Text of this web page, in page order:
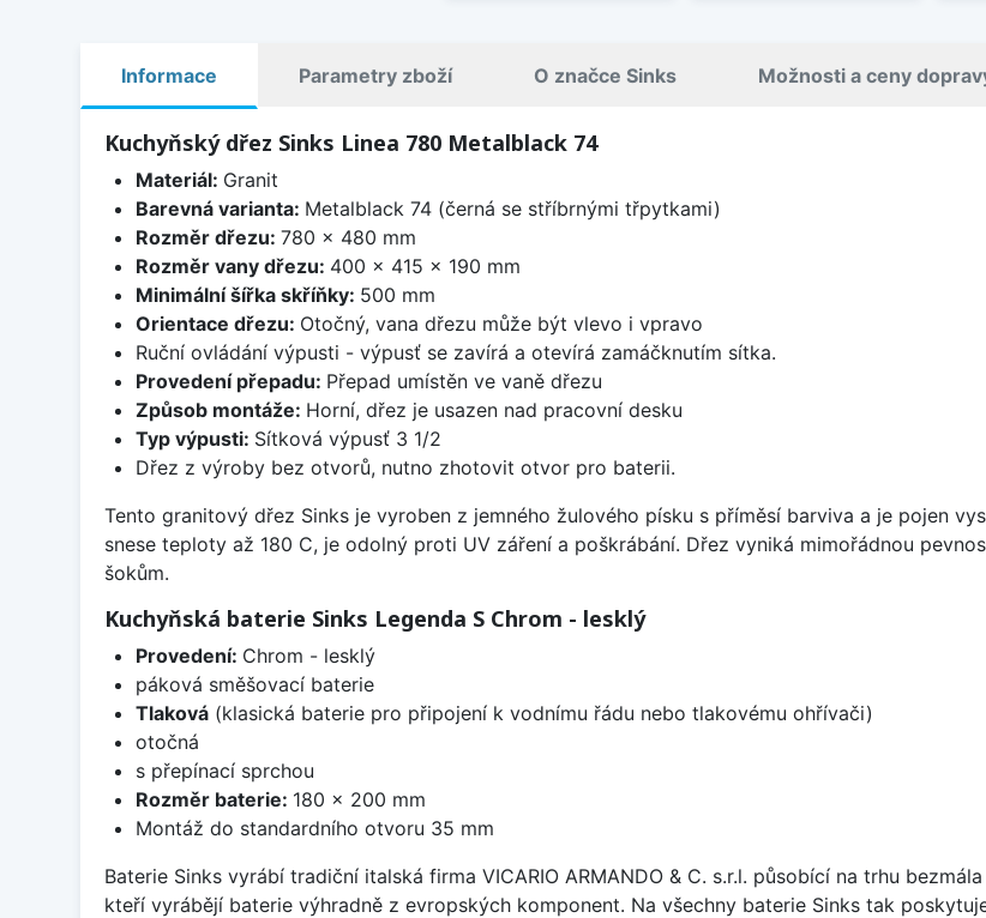
Informace Parametry zboží O značce Sinks Možnosti a ceny
Kuchyňský dřez Sinks Linea 780 Metalblack 74
Materiál: Granit
Barevná varianta: Metalblack 74 (černá se stříbrnými třpytkami)
Rozměr dřezu: 780 x 480 mm
Rozměr vany dřezu: 400 x 415 x 190 mm
Minimální šířka skříňky: 500 mm
Orientace dřezu: Otočný, vana dřezu může být vlevo i vpravo
Ruční ovládání výpusti - výpusť se zavírá a otevírá zamáčknutím sítka.
Provedení přepadu: Přepad umístěn ve vaně dřezu
Způsob montáže: Horní, dřez je usazen nad pracovní desku
Typ výpusti: Sítková výpusť 3 1/2
Dřez z výroby bez otvorů, nutno zhotovit otvor pro baterii.
Tento granitový dřez Sinks je vyroben z jemného žulového písku s příměsí barviva a je pojen
snese teploty až 180 C, je odolný proti UV záření a poškrábání. Dřez vyniká mimořádnou
šokům.
Kuchyňská baterie Sinks Legenda S Chrom - lesklý
Provedení: Chrom - lesklý
páková směšovací baterie
Tlaková(klasická baterie pro připojení k vodnímu řádu nebo tlakovému ohřívači)
otočná
s přepínací sprchou
Rozměr baterie: 180 x 200 mm
Montáž do standardního otvoru 35 mm
Baterie Sinks vyrábí tradiční italská firma VICARIO ARMANDO & C. s.r.l. působící na trhu
kteří vyrábějí baterie výhradně z evropských komponent. Na všechny baterie Sinks tak